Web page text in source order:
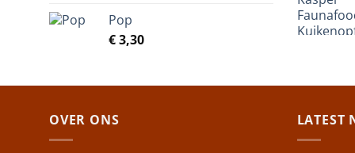
Pop
€3,30
OVER ONS LATEST